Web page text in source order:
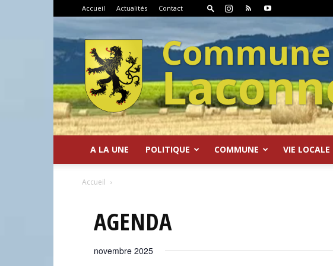
Accueil Actualités Contact
A LA UNE POLITIQUE COMMUNE VIE LOCALE
Accueil
AGENDA
novembre 2025